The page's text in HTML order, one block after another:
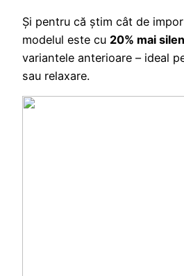
Și pentru că știm cât de
modelul este cu 20% mai
variantele anterioare – ideal
sau relaxare.